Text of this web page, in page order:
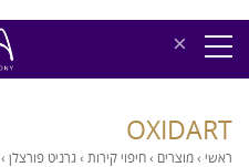
×
OXIDART
ראשי ›מוצרים ›חיפוי קירות › גרניט פורצלן›